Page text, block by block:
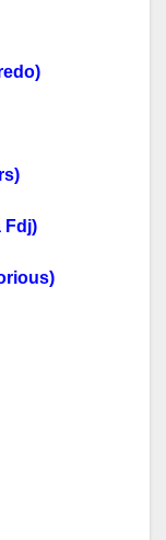
Fdj)